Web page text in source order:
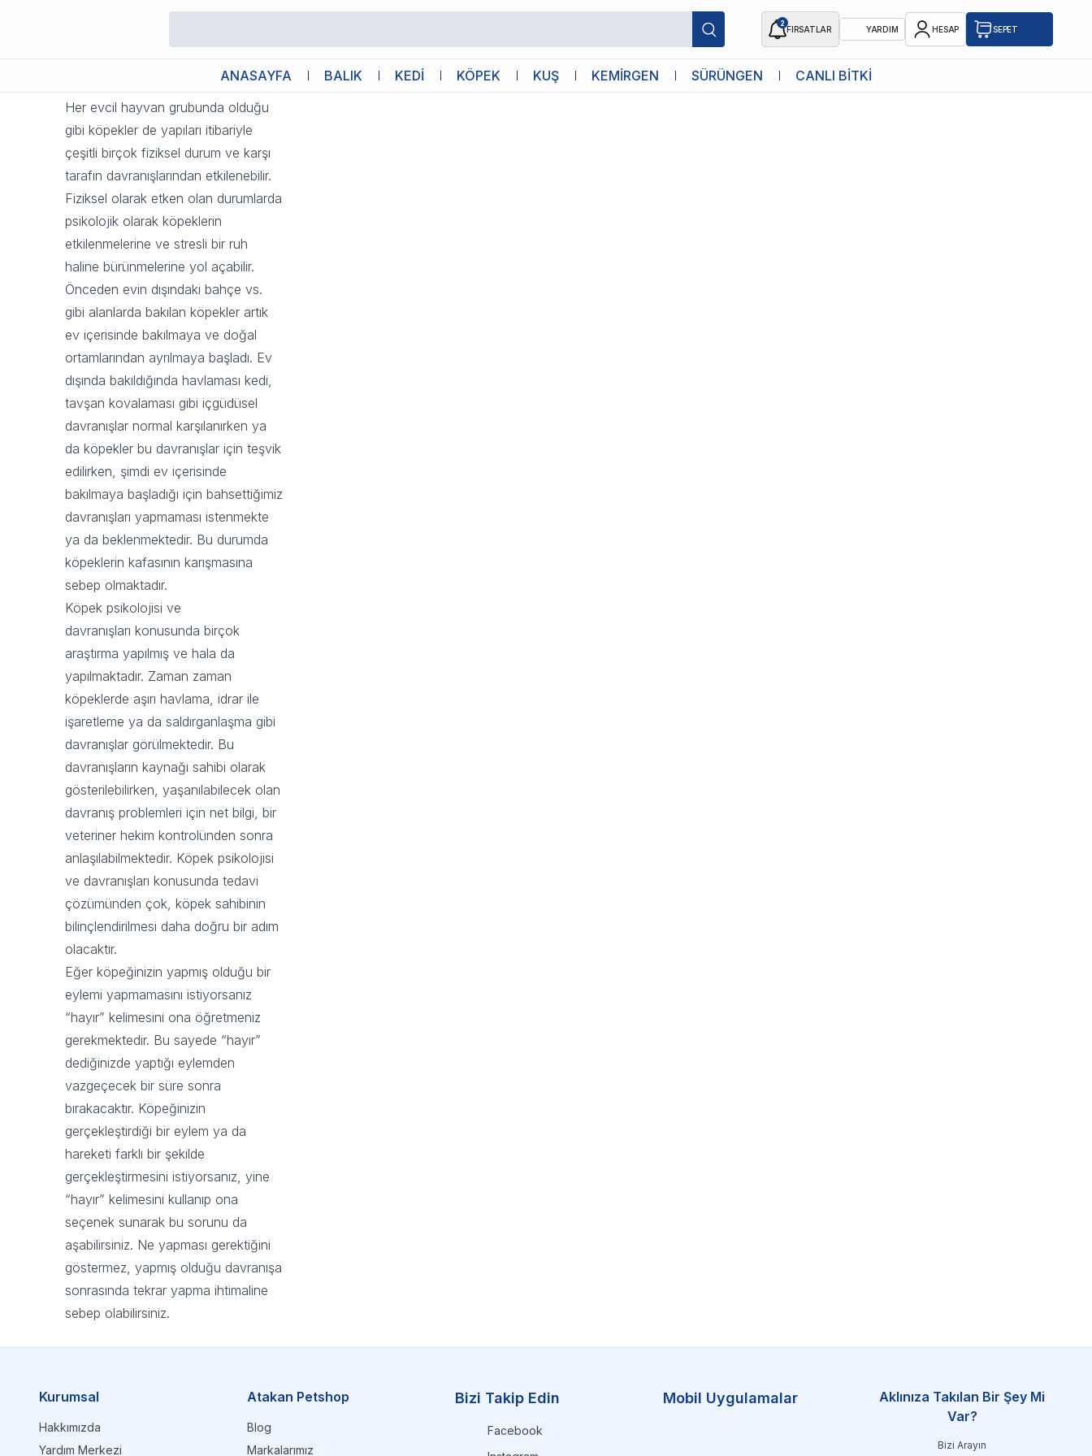
2
FIRSATLAR YARDIM HESAP SEPET
ANASAYFA BALIK KEDİ KÖPEK KUŞ KEMİRGEN SÜRÜNGEN CANLI BİTKİ
Köpek Psikolojisi ve Davranışları
Her evcil hayvan grubunda olduğu
gibi köpekler de yapıları itibariyle
çeşitli birçok fiziksel durum ve karşı
tarafın davranışlarından etkilenebilir.
Fiziksel olarak etken olan durumlarda
psikolojik olarak köpeklerin
etkilenmelerine ve stresli bir ruh
haline bürünmelerine yol açabilir.
Önceden evin dışındaki bahçe vs.
gibi alanlarda bakılan köpekler artık
ev içerisinde bakılmaya ve doğal
ortamlarından ayrılmaya başladı. Ev
dışında bakıldığında havlaması kedi,
tavşan kovalaması gibi içgüdüsel
davranışlar normal karşılanırken ya
da köpekler bu davranışlar için teşvik
edilirken, şimdi ev içerisinde
bakılmaya başladığı için bahsettiğimiz
davranışları yapmaması istenmekte
ya da beklenmektedir. Bu durumda
köpeklerin kafasının karışmasına
sebep olmaktadır.
Köpek psikolojisi ve
davranışları konusunda birçok
araştırma yapılmış ve hala da
yapılmaktadır. Zaman zaman
köpeklerde aşırı havlama, idrar ile
işaretleme ya da saldırganlaşma gibi
davranışlar görülmektedir. Bu
davranışların kaynağı sahibi olarak
gösterilebilirken, yaşanılabilecek olan
davranış problemleri için net bilgi, bir
veteriner hekim kontrolünden sonra
anlaşılabilmektedir. Köpek psikolojisi
ve davranışları konusunda tedavi
çözümünden çok, köpek sahibinin
bilinçlendirilmesi daha doğru bir adım
olacaktır.
Eğer köpeğinizin yapmış olduğu bir
eylemi yapmamasını istiyorsanız
“hayır” kelimesini ona öğretmeniz
gerekmektedir. Bu sayede “hayır”
dediğinizde yaptığı eylemden
vazgeçecek bir süre sonra
bırakacaktır. Köpeğinizin
gerçekleştirdiği bir eylem ya da
hareketi farklı bir şekilde
gerçekleştirmesini istiyorsanız, yine
“hayır” kelimesini kullanıp ona
seçenek sunarak bu sorunu da
aşabilirsiniz. Ne yapması gerektiğini
göstermez, yapmış olduğu davranışa
sonrasında tekrar yapma ihtimaline
sebep olabilirsiniz.
Kurumsal
Hakkımızda
Yardım Merkezi
Atakan Petshop
Blog
Markalarımız
Bizi Takip Edin
Facebook
Mobil Uygulamalar
Aklınıza Takılan Bir Şey Mi
Var?
Bizi Arayın